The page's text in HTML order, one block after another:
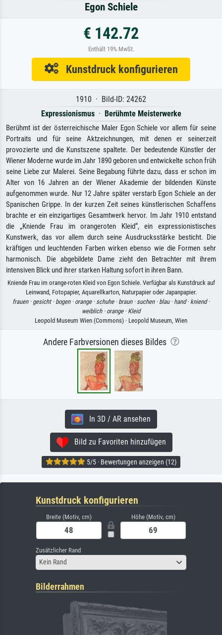
Egon Schiele
€ 142.72
Enthält 19% MwSt.
Kunstdruck konfigurieren
1910 · Bild-ID: 24262
Expressionismus· Berühmte Meisterwerke
Berühmt ist der österreichische Maler Egon Schiele vor allem für seine
Portraits und für seine Aktzeichnungen, mit denen er seinerzeit
provozierte und die Kunstszene spaltete. Der bedeutende Künstler der
Wiener Moderne wurde im Jahr 1890 geboren und entwickelte schon früh
seine Liebe zur Malerei. Seine Begabung führte dazu, dass er schon im
Alter von 16 Jahren an der Wiener Akademie der bildenden Künste
aufgenommen wurde. Nur 12 Jahre später verstarb Egon Schiele an der
Spanischen Grippe. In der kurzen Zeit seines künstlerischen Schaffens
brachte er ein einzigartiges Gesamtwerk hervor. Im Jahr 1910 entstand
die „Kniende Frau im orangeroten Kleid“, ein expressionistisches
Kunstwerk, das vor allem durch seine Ausdrucksstärke besticht. Die
kräftigen und leuchtenden Farben wirken ebenso wie die Formen sehr
harmonisch. Die abgebildete Dame zieht den Betrachter mit ihrem
intensiven Blick und ihrer starken Haltung sofort in ihren Bann.
Kniende Frau im orange-roten Kleid von Egon Schiele. Verfügbar als Kunstdruck auf
Leinwand, Fotopapier, Aquarellkarton, Naturpapier oder Japanpapier.
frauen · gesicht · bogen · orange · schuhe · braun · suchen · blau · hand · kniend ·
weiblich · orange · Kleid
Leopold Museum Wien (Commons) · Leopold Museum, Wien
Andere Farbversionen dieses Bildes
In 3D / AR ansehen
Bild zu Favoriten hinzufügen
5/5 · Bewertungen anzeigen (12)
Kunstdruck konfigurieren
Breite (Motiv, cm) Höhe (Motiv, cm)
Zusätzlicher Rand
Kein Rand
Bilderrahmen